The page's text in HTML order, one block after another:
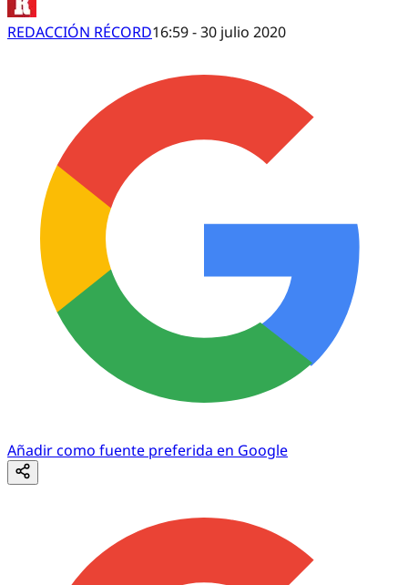
REDACCIÓN RÉCORD16:59 - 30 julio 2020
Añadir como fuente preferida en Google